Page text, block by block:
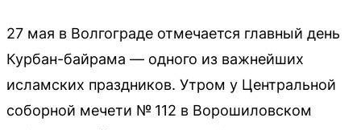
27 мая в Волгограде отмечается главный день
Курбан-байрама — одного из важнейших
исламских праздников. Утром у Центральной
соборной мечети № 112 в Ворошиловском